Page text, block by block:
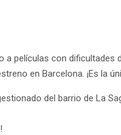
películas con dificultades
en Barcelona. ¡Es la
del barrio de La